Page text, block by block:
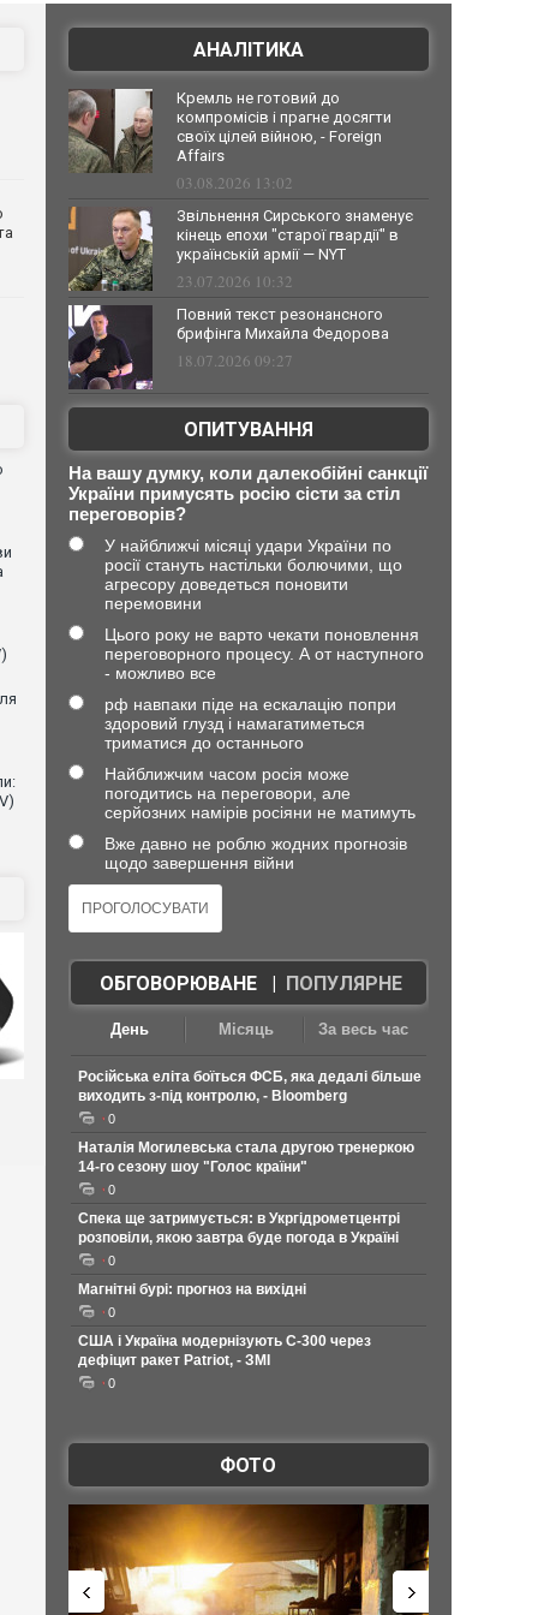
АНАЛІТИКА
Кремль не готовий до
компромісів і прагне досягти
своїх цілей війною, - Foreign
Affairs
03.08.2026 13:02
Звільнення Сирського знаменує
кінець епохи "старої гвардії" в
українській армії — NYT
23.07.2026 10:32
Повний текст резонансного
брифінга Михайла Федорова
18.07.2026 09:27
ОПИТУВАННЯ
На вашу думку, коли далекобійні санкції
України примусять росію сісти за стіл
переговорів?
У найближчі місяці удари України по
росії стануть настільки болючими, що
агресору доведеться поновити
перемовини
Цього року не варто чекати поновлення
переговорного процесу. А от наступного
- можливо все
рф навпаки піде на ескалацію попри
здоровий глузд і намагатиметься
триматися до останнього
Найближчим часом росія може
погодитись на переговори, але
серйозних намірів росіяни не матимуть
Вже давно не роблю жодних прогнозів
щодо завершення війни
ОБГОВОРЮВАНЕ| ПОПУЛЯРНЕ
День Місяць За весь час
Російська еліта боїться ФСБ, яка дедалі більше
виходить з-під контролю, - Bloomberg
0
Наталія Могилевська стала другою тренеркою
14-го сезону шоу "Голос країни"
0
Спека ще затримується: в Укргідрометцентрі
розповіли, якою завтра буде погода в Україні
0
Магнітні бурі: прогноз на вихідні
0
США і Україна модернізують С-300 через
дефіцит ракет Patriot, - ЗМІ
0
ФОТО